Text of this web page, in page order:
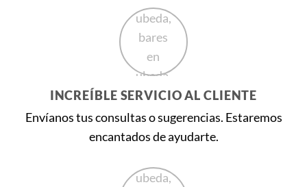
INCREÍBLE SERVICIO AL CLIENTE
Envíanos tus consultas o sugerencias. Estaremos
encantados de ayudarte.